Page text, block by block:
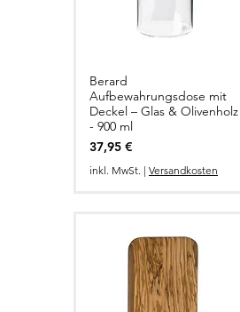
Schnellansicht
Berard
Aufbewahrungsdose mit
Deckel – Glas & Olivenholz
- 900 ml
Preis
37,95 €
inkl. MwSt. | Versandkosten